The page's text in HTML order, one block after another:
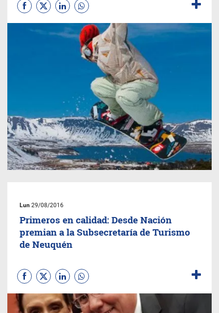
Lun 29/08/2016
Primeros en calidad: Desde Nación
premian a la Subsecretaría de Turismo
de Neuquén